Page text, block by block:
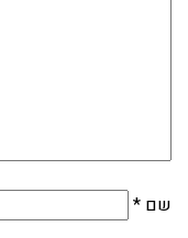
שם *